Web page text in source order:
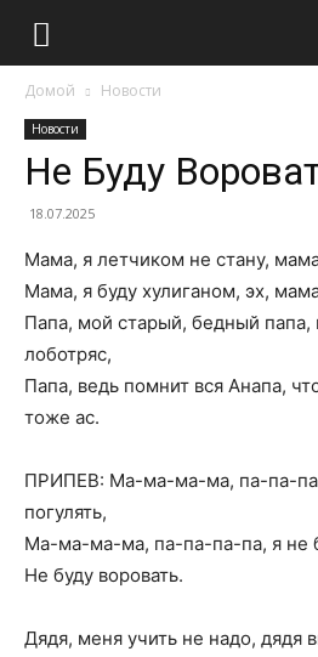
Домой Новости
Новости
Не Буду
18.07.2025
Мама, я летчиком не стану,
Мама, я буду хулиганом, эх,
Папа, мой старый, бедный папа,
лоботряс,
Папа, ведь помнит вся Анапа,
тоже ас.
ПРИПЕВ: Ма-ма-ма-ма, па-па-
погулять,
Ма-ма-ма-ма, па-па-па-па, я не
Не буду воровать.
Дядя, меня учить не надо, дядя